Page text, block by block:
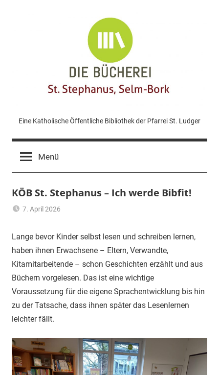
KÖB
St.
Stephanus
Bork
Eine Katholische Öffentliche Bibliothek der Pfarrei St. Ludger
Menü
KÖB St. Stephanus – Ich werde Bibfit!
7. April 2026
Lange bevor Kinder selbst lesen und schreiben lernen,
haben ihnen Erwachsene – Eltern, Verwandte,
Kitamitarbeitende – schon Geschichten erzählt und aus
Büchern vorgelesen. Das ist eine wichtige
Voraussetzung für die eigene Sprachentwicklung bis hin
zu der Tatsache, dass ihnen später das Lesenlernen
leichter fällt.